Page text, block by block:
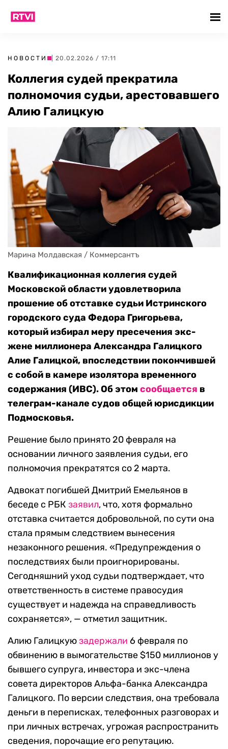
НОВОСТИ | 20.02.2026 / 17:11
Коллегия судей прекратила
полномочия судьи, арестовавшего
Алию Галицкую
Марина Молдавская / Коммерсантъ
Квалификационная коллегия судей
Московской области удовлетворила
прошение об отставке судьи Истринского
городского суда Федора Григорьева,
который избирал меру пресечения экс-
жене миллионера Александра Галицкого
Алие Галицкой, впоследствии покончившей
с собой в камере изолятора временного
содержания (ИВС). Об этом сообщается в
телеграм-канале судов общей юрисдикции
Подмосковья.
Решение было принято 20 февраля на
основании личного заявления судьи, его
полномочия прекратятся со 2 марта.
Адвокат погибшей Дмитрий Емельянов в
беседе с РБК заявил, что, хотя формально
отставка считается добровольной, по сути она
стала прямым следствием вынесения
незаконного решения. «Предупреждения о
последствиях были проигнорированы.
Сегодняшний уход судьи подтверждает, что
ответственность в системе правосудия
существует и надежда на справедливость
сохраняется», — отметил защитник.
Алию Галицкуюзадержали 6 февраля по
обвинению в вымогательстве $150 миллионов у
бывшего супруга, инвестора и экс-члена
совета директоров Альфа-банка Александра
Галицкого. По версии следствия, она требовала
деньги в переписках, телефонных разговорах и
при личных встречах, угрожая распространить
сведения, порочащие его репутацию.